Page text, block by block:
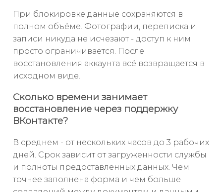
При блокировке данные сохраняются в
полном объёме. Фотографии, переписка и
записи никуда не исчезают - доступ к ним
просто ограничивается. После
восстановления аккаунта всё возвращается в
исходном виде.
Сколько времени занимает
восстановление через поддержку
ВКонтакте?
В среднем - от нескольких часов до 3 рабочих
дней. Срок зависит от загруженности службы
и полноты предоставленных данных. Чем
точнее заполнена форма и чем больше